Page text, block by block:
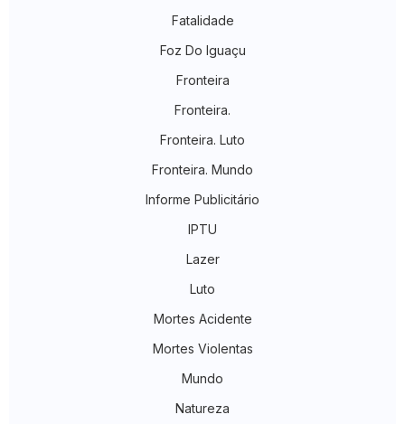
Fatalidade
Foz Do Iguaçu
Fronteira
Fronteira.
Fronteira. Luto
Fronteira. Mundo
Informe Publicitário
IPTU
Lazer
Luto
Mortes Acidente
Mortes Violentas
Mundo
Natureza